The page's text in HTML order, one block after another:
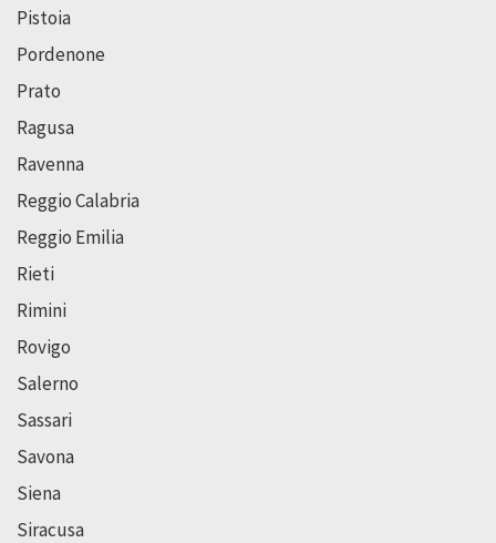
Pistoia
Pordenone
Prato
Ragusa
Ravenna
Reggio Calabria
Reggio Emilia
Rieti
Rimini
Rovigo
Salerno
Sassari
Savona
Siena
Siracusa